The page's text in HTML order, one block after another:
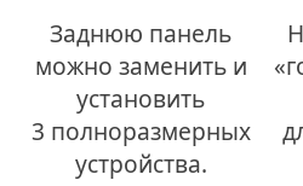
Заднюю панель
можно заменить и
установить
3 полноразмерных
устройства.